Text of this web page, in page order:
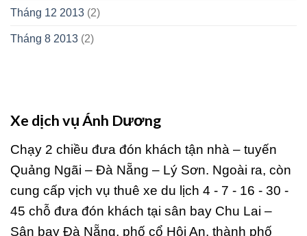
Tháng 12 2013 (2)
Tháng 8 2013 (2)
Xe dịch vụ Ánh Dương
Chạy 2 chiều đưa đón khách tận nhà – tuyến
Quảng Ngãi – Đà Nẵng – Lý Sơn. Ngoài ra, còn
cung cấp vịch vụ thuê xe du lịch 4 - 7 - 16 - 30 -
45 chỗ đưa đón khách tại sân bay Chu Lai –
Sân bay Đà Nẵng, phố cổ Hội An, thành phố